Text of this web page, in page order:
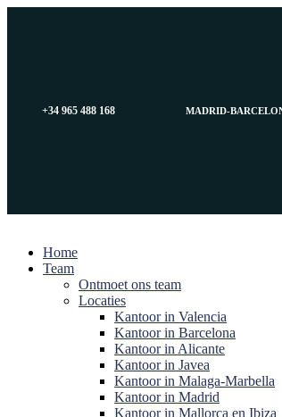
+34 965 488 168 MADRID-
Home
Team
Ontmoet ons team
Locaties
Kantoor in Valencia
Kantoor in Barcelona
Kantoor in Alicante
Kantoor in Javea
Kantoor in Malaga-Marbella
Kantoor in Madrid
Kantoor in Mallorca en Ibiza